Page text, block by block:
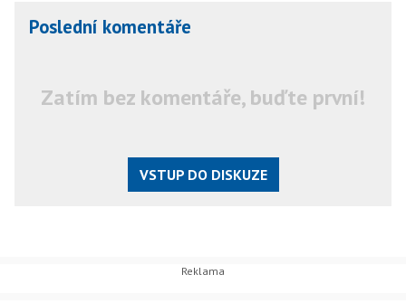
Poslední komentáře
Zatím bez komentáře, buďte první!
VSTUP DO DISKUZE